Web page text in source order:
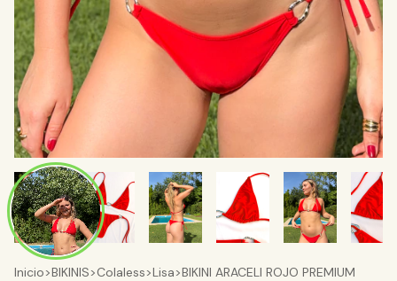
Inicio>BIKINIS>Colaless>Lisa>BIKINI ARACELI ROJO PREMIUM